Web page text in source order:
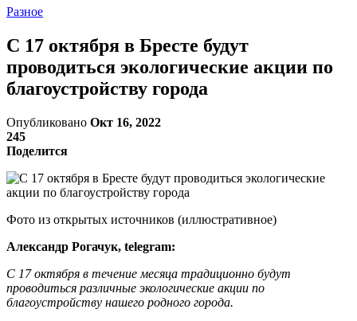
Разное
С 17 октября в Бресте будут
проводиться экологические акции по
благоустройству города
Опубликовано Окт 16, 2022
245
Поделится
Фото из открытых источников (иллюстративное)
Александр Рогачук, telegram:
С 17 октября в течение месяца традиционно будут
проводиться различные экологические акции по
благоустройству нашего родного города.